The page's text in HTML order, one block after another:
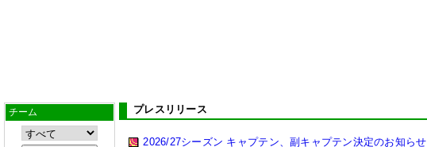
チーム プレスリリース
2026/27シーズン キャプテン、副キャプテン決定のお知らせ